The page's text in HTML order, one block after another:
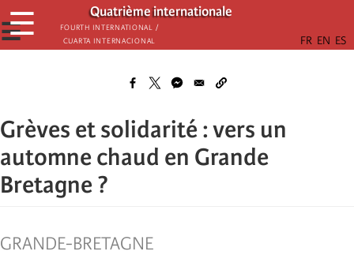
Aller
au
contenu
Quatrième internationale
Fourth International /
Cuarta Internacional
☰
☰
Grèves et solidarité : vers un
automne chaud en Grande
Bretagne ?
GRANDE-BRETAGNE